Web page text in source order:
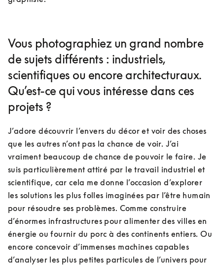
Vous photographiez un grand nombre
de sujets différents : industriels,
scientifiques ou encore architecturaux.
Qu’est-ce qui vous intéresse dans ces
projets ?
J’adore découvrir l’envers du décor et voir des choses
que les autres n’ont pas la chance de voir. J’ai
vraiment beaucoup de chance de pouvoir le faire. Je
suis particulièrement attiré par le travail industriel et
scientifique, car cela me donne l’occasion d’explorer
les solutions les plus folles imaginées par l’être humain
pour résoudre ses problèmes. Comme construire
d’énormes infrastructures pour alimenter des villes en
énergie ou fournir du porc à des continents entiers. Ou
encore concevoir d’immenses machines capables
d’analyser les plus petites particules de l’univers pour